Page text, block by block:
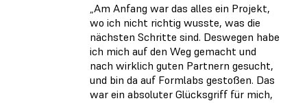
„Am Anfang war das alles ein Projekt,
wo ich nicht richtig wusste, was die
nächsten Schritte sind. Deswegen habe
ich mich auf den Weg gemacht und
nach wirklich guten Partnern gesucht,
und bin da auf Formlabs gestoßen. Das
war ein absoluter Glücksgriff für mich,